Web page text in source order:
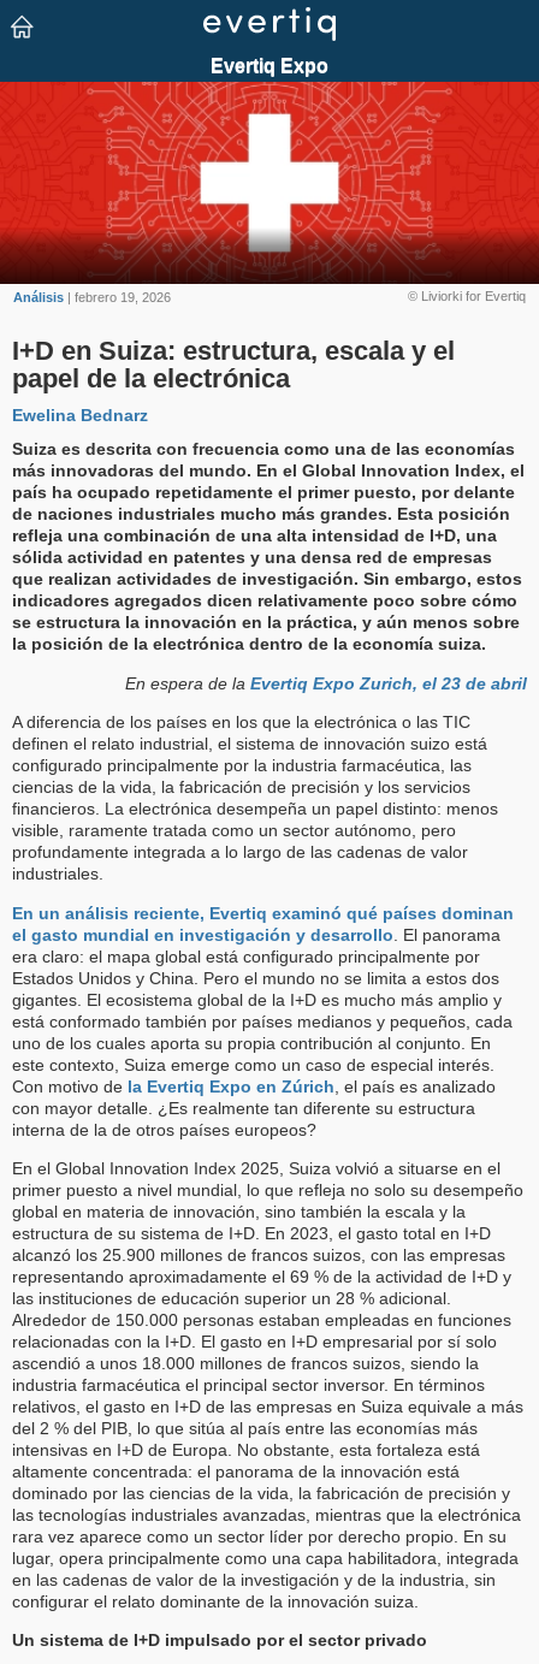
© Liviorki for Evertiq
Análisis | febrero 19, 2026
I+D en Suiza: estructura, escala y el
papel de la electrónica
Ewelina Bednarz
Suiza es descrita con frecuencia como una de las economías
más innovadoras del mundo. En el Global Innovation Index, el
país ha ocupado repetidamente el primer puesto, por delante
de naciones industriales mucho más grandes. Esta posición
refleja una combinación de una alta intensidad de I+D, una
sólida actividad en patentes y una densa red de empresas
que realizan actividades de investigación. Sin embargo, estos
indicadores agregados dicen relativamente poco sobre cómo
se estructura la innovación en la práctica, y aún menos sobre
la posición de la electrónica dentro de la economía suiza.
En espera de la Evertiq Expo Zurich, el 23 de abril
A diferencia de los países en los que la electrónica o las TIC
definen el relato industrial, el sistema de innovación suizo está
configurado principalmente por la industria farmacéutica, las
ciencias de la vida, la fabricación de precisión y los servicios
financieros. La electrónica desempeña un papel distinto: menos
visible, raramente tratada como un sector autónomo, pero
profundamente integrada a lo largo de las cadenas de valor
industriales.
En un análisis reciente, Evertiq examinó qué países dominan
el gasto mundial en investigación y desarrollo . El panorama
era claro: el mapa global está configurado principalmente por
Estados Unidos y China. Pero el mundo no se limita a estos dos
gigantes. El ecosistema global de la I+D es mucho más amplio y
está conformado también por países medianos y pequeños, cada
uno de los cuales aporta su propia contribución al conjunto. En
este contexto, Suiza emerge como un caso de especial interés.
Con motivo de la Evertiq Expo en Zúrich , el país es analizado
con mayor detalle. ¿Es realmente tan diferente su estructura
interna de la de otros países europeos?
En el Global Innovation Index 2025, Suiza volvió a situarse en el
primer puesto a nivel mundial, lo que refleja no solo su desempeño
global en materia de innovación, sino también la escala y la
estructura de su sistema de I+D. En 2023, el gasto total en I+D
alcanzó los 25.900 millones de francos suizos, con las empresas
representando aproximadamente el 69 % de la actividad de I+D y
las instituciones de educación superior un 28 % adicional.
Alrededor de 150.000 personas estaban empleadas en funciones
relacionadas con la I+D. El gasto en I+D empresarial por sí solo
ascendió a unos 18.000 millones de francos suizos, siendo la
industria farmacéutica el principal sector inversor. En términos
relativos, el gasto en I+D de las empresas en Suiza equivale a más
del 2 % del PIB, lo que sitúa al país entre las economías más
intensivas en I+D de Europa. No obstante, esta fortaleza está
altamente concentrada: el panorama de la innovación está
dominado por las ciencias de la vida, la fabricación de precisión y
las tecnologías industriales avanzadas, mientras que la electrónica
rara vez aparece como un sector líder por derecho propio. En su
lugar, opera principalmente como una capa habilitadora, integrada
en las cadenas de valor de la investigación y de la industria, sin
configurar el relato dominante de la innovación suiza.
Un sistema de I+D impulsado por el sector privado